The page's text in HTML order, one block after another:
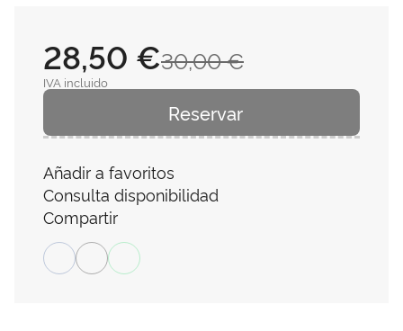
30,00 €
28,50 €
IVA incluido
Reservar
Añadir a favoritos
Consulta disponibilidad
Compartir